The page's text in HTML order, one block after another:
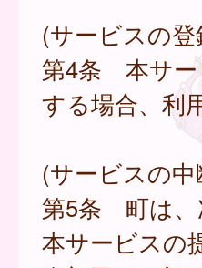
(サービスの
第4条 本サー
する場合、利
(サービスの中
第5条 町は、
本サービスの